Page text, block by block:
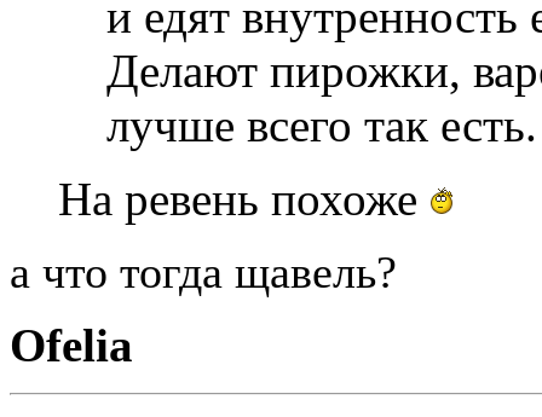
и едят
Делают пирожки,
лучше всего так
На ревень похоже
а что тогда щавель?
Ofelia